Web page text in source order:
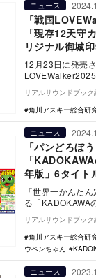
ニュース
「戦国
「現存12天守
リジナル御城
12月23日に発売
究所）が話題だ
号では、…
リアルサウンドブック
角川アスキー総合研
ニュース
「パンどろぼ
「
年版」6タイト
「世界一かんた
る「KADOKAWA
版」全6タイトル
…
リアルサウンドブック
角川アスキー総合研
ウペンちゃん
ニュース